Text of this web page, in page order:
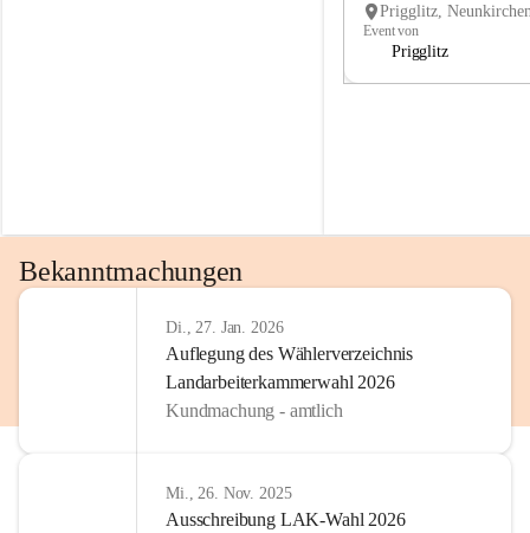
Event von
Prigglitz
Bekanntmachungen
Di., 27. Jan. 2026
Auflegung des Wählerverzeichnis
Landarbeiterkammerwahl 2026
Kundmachung - amtlich
Mi., 26. Nov. 2025
Ausschreibung LAK-Wahl 2026